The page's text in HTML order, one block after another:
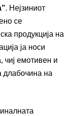
. Нејзиниот
се
продукција на
ја носи
, чиј емотивен и
длабочина на